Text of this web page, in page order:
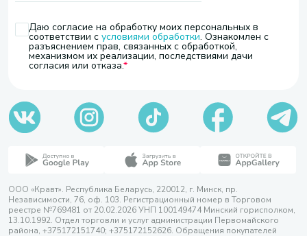
Даю согласие на обработку моих персональных в
соответствии с условиями обработки. Ознакомлен с
разъяснением прав, связанных с обработкой,
механизмом их реализации, последствиями дачи
согласия или отказа.
ООО «Кравт». Республика Беларусь, 220012, г. Минск, пр.
Независимости, 76, оф. 103. Регистрационный номер в Торговом
реестре №769481 от 20.02.2026 УНП 100149474 Минский горисполком,
13.10.1992. Отдел торговли и услуг администрации Первомайского
района, +375172151740; +375172152626. Обращения покупателей